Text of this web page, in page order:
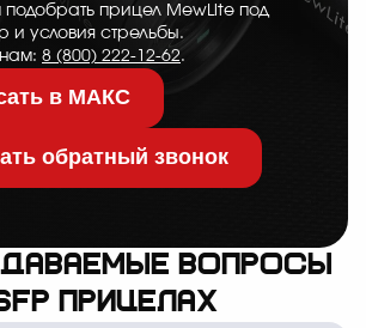
прицел MewLite под
и условия стрельбы.
8 (800) 222-12-62.
в МАКС
обратный звонок
вопросы
прицелах